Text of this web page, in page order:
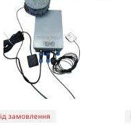
замовлення